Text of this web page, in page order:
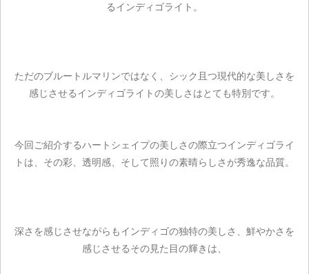
るインディゴライト。
ただのブルートルマリンではなく、シック且つ現代的な美しさを
感じさせるインディゴライトの美しさはとても特別です。
今回ご紹介するハートシェイプの美しさの際立つインディゴライ
トは、その彩、透明感、そして照りの素晴らしさが秀逸な品質。
深さを感じさせながらもインディゴの独特の美しさ、鮮やかさを
感じさせるその見た目の輝きは、